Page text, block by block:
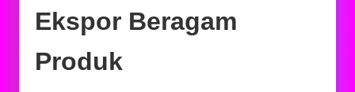
Ekspor Beragam
Produk